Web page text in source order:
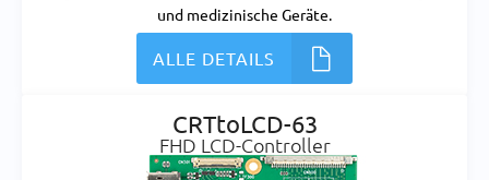
und medizinische Geräte.
ALLE DETAILS
CRTtoLCD-63
FHD LCD-Controller